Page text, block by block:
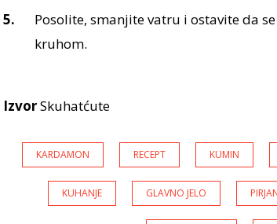
Posolite, smanjite vatru i ostavite da
kruhom.
IzvorSkuhatćute
KARDAMON RECEPT KUMIN
KUHANJE GLAVNO JELO